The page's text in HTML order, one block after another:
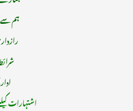
ہم سے
اشتہارات